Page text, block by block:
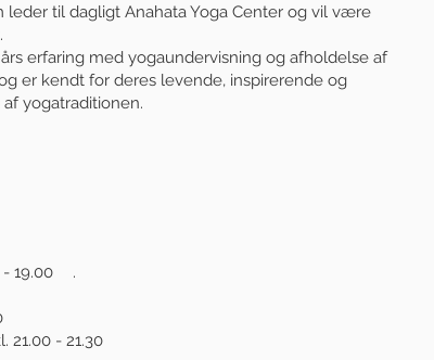
leder til dagligt Anahata Yoga Center og vil være
erfaring med yogaundervisning og afholdelse af
er kendt for deres levende, inspirerende og
yogatraditionen.
- 19.00 .
- 21.30